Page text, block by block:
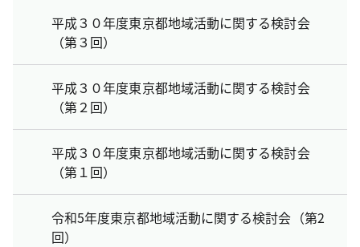
平成３０年度東京都地域活動に関する検討会
（第３回）
平成３０年度東京都地域活動に関する検討会
（第２回）
平成３０年度東京都地域活動に関する検討会
（第１回）
令和5年度東京都地域活動に関する検討会（第2
回）